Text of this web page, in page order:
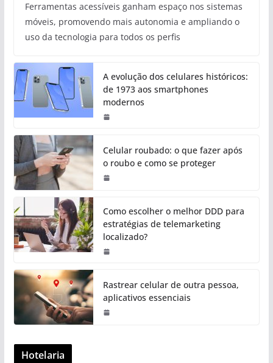
Ferramentas acessíveis ganham espaço nos sistemas
móveis, promovendo mais autonomia e ampliando o
uso da tecnologia para todos os perfis
A evolução dos celulares históricos:
de 1973 aos smartphones
modernos
Celular roubado: o que fazer após
o roubo e como se proteger
Como escolher o melhor DDD para
estratégias de telemarketing
localizado?
Rastrear celular de outra pessoa,
aplicativos essenciais
Hotelaria